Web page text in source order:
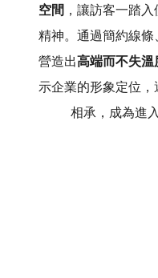
空間 ，讓訪客一踏
精神。通過簡約線條
營造出高端而不失
示企業的形象定位
相承，成為進